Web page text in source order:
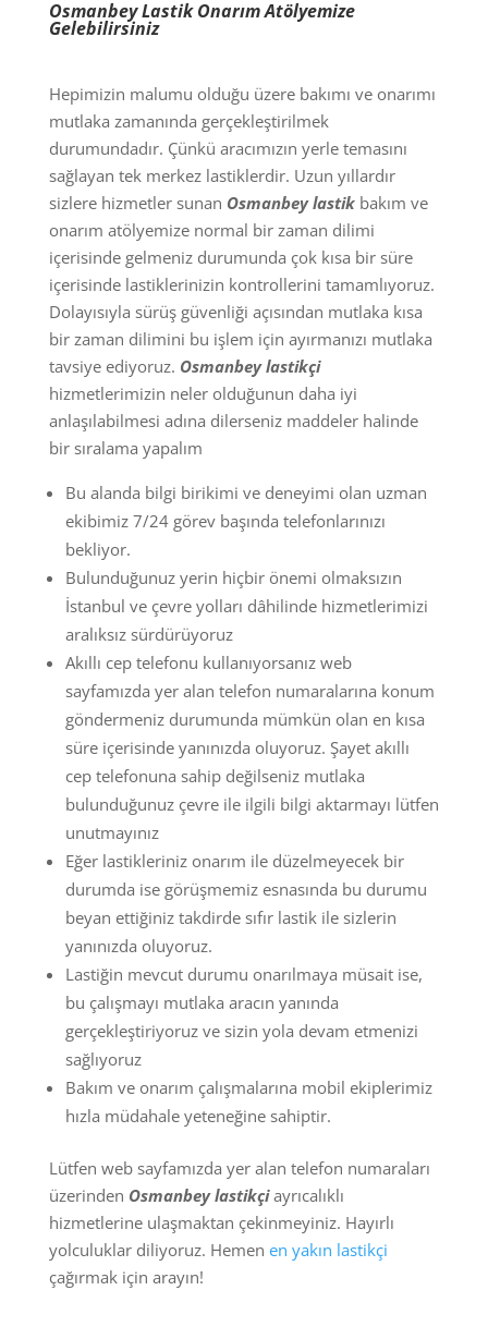
Osmanbey Lastik Onarım Atölyemize
Gelebilirsiniz
Hepimizin malumu olduğu üzere bakımı ve onarımı
mutlaka zamanında gerçekleştirilmek
durumundadır. Çünkü aracımızın yerle temasını
sağlayan tek merkez lastiklerdir. Uzun yıllardır
sizlere hizmetler sunan Osmanbey lastikbakım ve
onarım atölyemize normal bir zaman dilimi
içerisinde gelmeniz durumunda çok kısa bir süre
içerisinde lastiklerinizin kontrollerini tamamlıyoruz.
Dolayısıyla sürüş güvenliği açısından mutlaka kısa
bir zaman dilimini bu işlem için ayırmanızı mutlaka
tavsiye ediyoruz. Osmanbey lastikçi
hizmetlerimizin neler olduğunun daha iyi
anlaşılabilmesi adına dilerseniz maddeler halinde
bir sıralama yapalım
Bu alanda bilgi birikimi ve deneyimi olan uzman
ekibimiz 7/24 görev başında telefonlarınızı
bekliyor.
Bulunduğunuz yerin hiçbir önemi olmaksızın
İstanbul ve çevre yolları dâhilinde hizmetlerimizi
aralıksız sürdürüyoruz
Akıllı cep telefonu kullanıyorsanız web
sayfamızda yer alan telefon numaralarına konum
göndermeniz durumunda mümkün olan en kısa
süre içerisinde yanınızda oluyoruz. Şayet akıllı
cep telefonuna sahip değilseniz mutlaka
bulunduğunuz çevre ile ilgili bilgi aktarmayı lütfen
unutmayınız
Eğer lastikleriniz onarım ile düzelmeyecek bir
durumda ise görüşmemiz esnasında bu durumu
beyan ettiğiniz takdirde sıfır lastik ile sizlerin
yanınızda oluyoruz.
Lastiğin mevcut durumu onarılmaya müsait ise,
bu çalışmayı mutlaka aracın yanında
gerçekleştiriyoruz ve sizin yola devam etmenizi
sağlıyoruz
Bakım ve onarım çalışmalarına mobil ekiplerimiz
hızla müdahale yeteneğine sahiptir.
Lütfen web sayfamızda yer alan telefon numaraları
üzerinden Osmanbey lastikçiayrıcalıklı
hizmetlerine ulaşmaktan çekinmeyiniz. Hayırlı
yolculuklar diliyoruz. Hemen en yakın lastikçi
çağırmak için arayın!